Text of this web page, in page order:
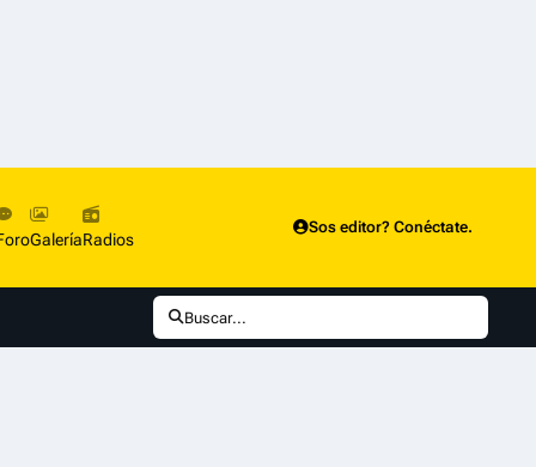
GaleríaRadios
Sos editor? Conéctate.
Buscar...